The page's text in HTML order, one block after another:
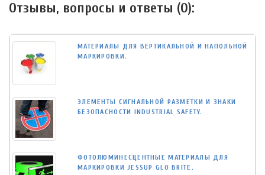
Отзывы, вопросы и ответы (0):
МАТЕРИАЛЫ ДЛЯ ВЕРТИКАЛЬНОЙ И НАПОЛЬНОЙ
МАРКИРОВКИ.
ЭЛЕМЕНТЫ СИГНАЛЬНОЙ РАЗМЕТКИ И ЗНАКИ
БЕЗОПАСНОСТИ INDUSTRIAL SAFETY.
ФОТОЛЮМИНЕСЦЕНТНЫЕ МАТЕРИАЛЫ ДЛЯ
МАРКИРОВКИ JESSUP GLO BRITE.